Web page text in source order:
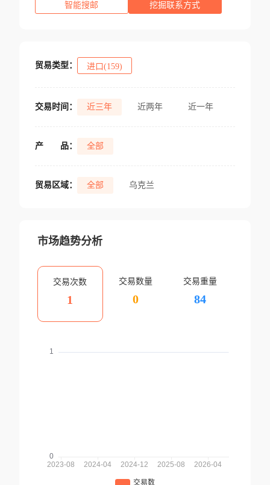
智能搜邮 挖掘联系方式
贸易类型： 进口(159)
交易时间： 近三年 近两年 近一年
产 品： 全部
贸易区域： 全部 乌克兰
市场趋势分析
交易次数
1
交易数量
0
交易重量
84